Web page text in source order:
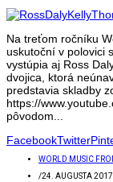
Na treťom ročníku
uskutoční v polovici
vystúpia aj Ross
dvojica, ktorá
predstavia skladby
https://
pôvodom...
FacebookTwitter
WORLD MUSIC
/24. AUGUSTA 2017